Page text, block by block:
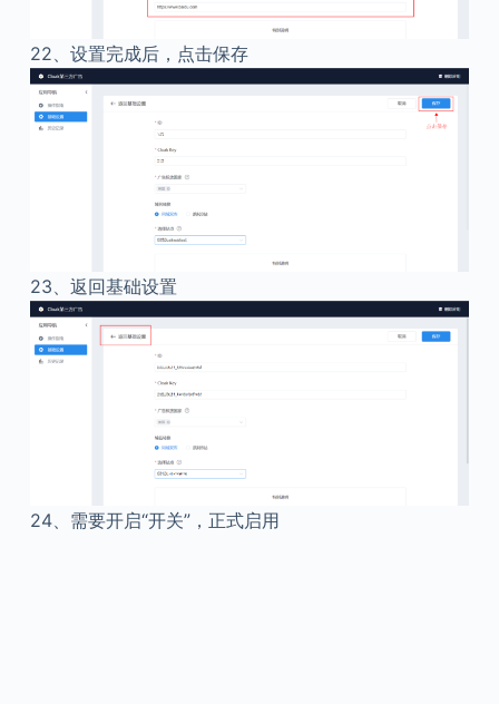
22、 设置完成后，点击保存
23、 返回基础设置
24、 需要开启“开关”，正式启用